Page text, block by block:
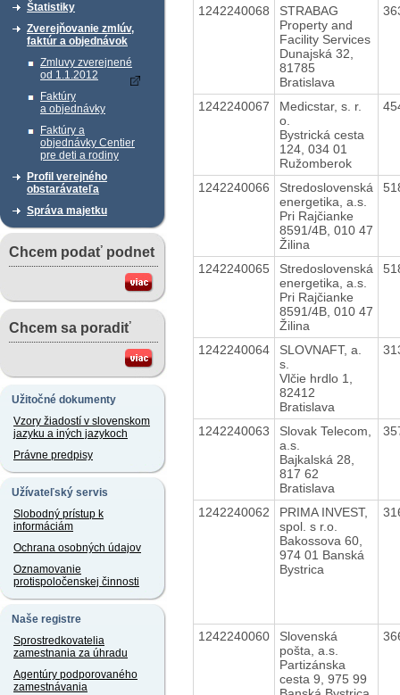
Štatistiky
Zverejňovanie zmlúv,
faktúr a objednávok
Zmluvy zverejnené
od 1.1.2012
Faktúry
a objednávky
Faktúry a
objednávky Centier
pre deti a rodiny
Profil verejného
obstarávateľa
Správa majetku
Chcem podať podnet
Chcem sa poradiť
Užitočné dokumenty
Vzory žiadostí v slovenskom
jazyku a iných jazykoch
Právne predpisy
Užívateľský servis
Slobodný prístup k
informáciám
Ochrana osobných údajov
Oznamovanie
protispoločenskej činnosti
Naše registre
Sprostredkovatelia
zamestnania za úhradu
Agentúry podporovaného
zamestnávania
1242240068
STRABAG
Property and
Facility Services
Dunajská 32,
81785
Bratislava
1242240067
Medicstar, s. r.
o.
Bystrická cesta
124, 034 01
Ružomberok
1242240066
Stredoslovenská
energetika, a.s.
Pri Rajčianke
8591/4B, 010 47
Žilina
1242240065
Stredoslovenská
energetika, a.s.
Pri Rajčianke
8591/4B, 010 47
Žilina
1242240064
SLOVNAFT, a.
s.
Vlčie hrdlo 1,
82412
Bratislava
1242240063
Slovak Telecom,
a.s.
Bajkalská 28,
817 62
Bratislava
1242240062
PRIMA INVEST,
spol. s r.o.
Bakossova 60,
974 01 Banská
Bystrica
1242240060
Slovenská
pošta, a.s.
Partizánska
cesta 9, 975 99